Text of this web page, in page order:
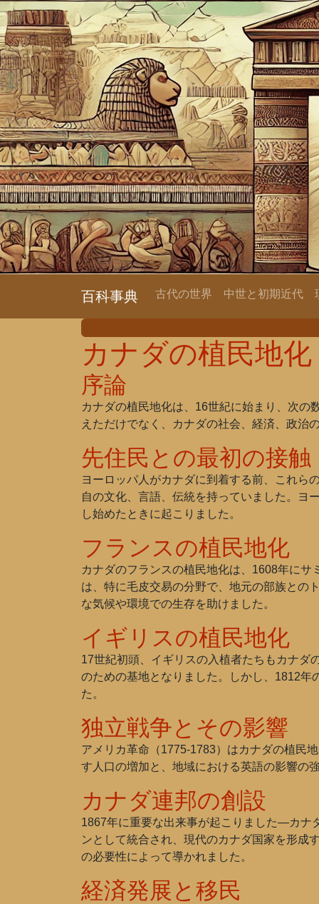
百科事典 古代の世界 中世と初期近代
カナダの植民地化
序論
カナダの植民地化は、16世紀に始まり、次の
えただけでなく、カナダの社会、経済、政治
先住民との最初の接触
ヨーロッパ人がカナダに到着する前、これら
自の文化、言語、伝統を持っていました。ヨ
し始めたときに起こりました。
フランスの植民地化
カナダのフランスの植民地化は、1608年に
は、特に毛皮交易の分野で、地元の部族との
な気候や環境での生存を助けました。
イギリスの植民地化
17世紀初頭、イギリスの入植者たちもカナダ
のための基地となりました。しかし、1812年
た。
独立戦争とその影響
アメリカ革命（1775-1783）はカナダの植民
す人口の増加と、地域における英語の影響の
カナダ連邦の創設
1867年に重要な出来事が起こりました—カナ
ンとして統合され、現代のカナダ国家を形成
の必要性によって導かれました。
経済発展と移民